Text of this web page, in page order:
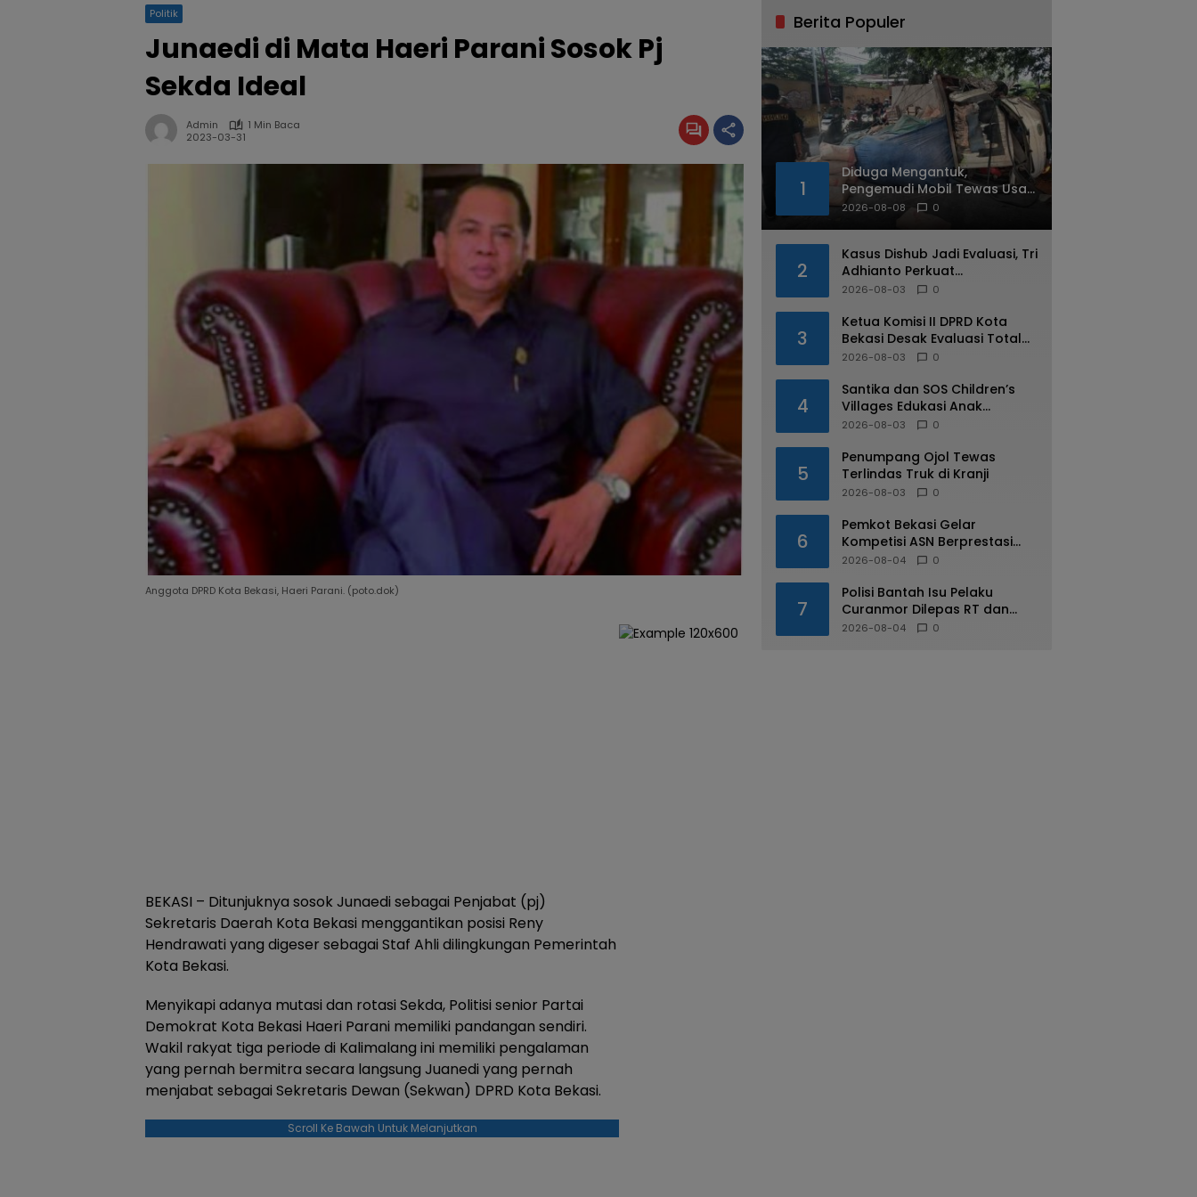
Politik
Junaedi di Mata Haeri Parani Sosok Pj
Sekda Ideal
Admin
1 Min Baca
2023-03-31
Anggota DPRD Kota Bekasi, Haeri Parani. (poto.dok)
BEKASI – Ditunjuknya sosok Junaedi sebagai Penjabat (pj)
Sekretaris Daerah Kota Bekasi menggantikan posisi Reny
Hendrawati yang digeser sebagai Staf Ahli dilingkungan Pemerintah
Kota Bekasi.
Menyikapi adanya mutasi dan rotasi Sekda, Politisi senior Partai
Demokrat Kota Bekasi Haeri Parani memiliki pandangan sendiri.
Wakil rakyat tiga periode di Kalimalang ini memiliki pengalaman
yang pernah bermitra secara langsung Juanedi yang pernah
menjabat sebagai Sekretaris Dewan (Sekwan) DPRD Kota Bekasi.
Scroll Ke Bawah Untuk Melanjutkan
Berita Populer
1
Diduga Mengantuk,
Pengemudi Mobil Tewas Usai
Tabrak Pohon di Jatiasih
2026-08-08 0
2
Kasus Dishub Jadi Evaluasi, Tri
Adhianto Perkuat
Pengawasan Aparatur
2026-08-03 0
3
Ketua Komisi II DPRD Kota
Bekasi Desak Evaluasi Total
Usai Dugaan Pungli Oknum
2026-08-03 0
4
Santika dan SOS Children’s
Villages Edukasi Anak
Mengenal Industri Perhotelan
2026-08-03 0
5
Penumpang Ojol Tewas
Terlindas Truk di Kranji
2026-08-03 0
6
Pemkot Bekasi Gelar
Kompetisi ASN Berprestasi
pada HUT RI ke-81
2026-08-04 0
7
Polisi Bantah Isu Pelaku
Curanmor Dilepas RT dan
Warga di Pejuang
2026-08-04 0